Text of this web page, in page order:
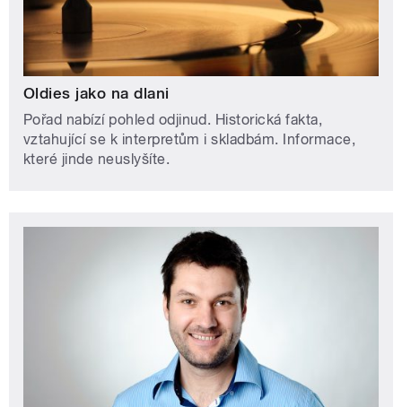
Oldies jako na dlani
Pořad nabízí pohled odjinud. Historická fakta,
vztahující se k interpretům i skladbám. Informace,
které jinde neuslyšíte.